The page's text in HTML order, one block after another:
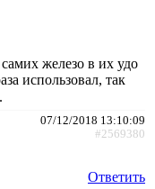
железо в их удо
использовал, так
07/12/2018 13:10:09
#2569380
Ответить